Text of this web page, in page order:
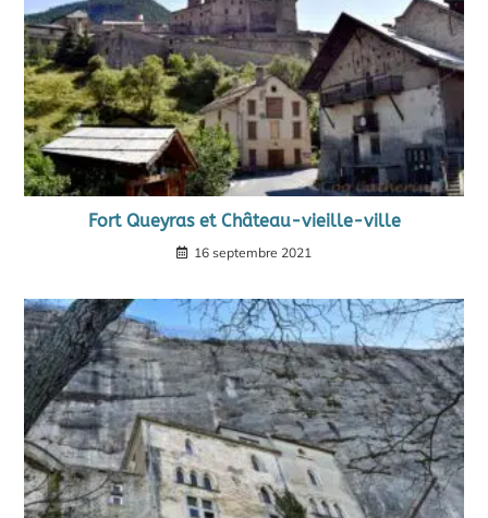
Fort Queyras et Château-vieille-ville
16 septembre 2021